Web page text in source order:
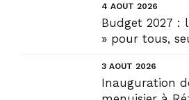
4 AOÛT 2026
Budget 2027 :
» pour tous,
3 AOÛT 2026
Inauguration